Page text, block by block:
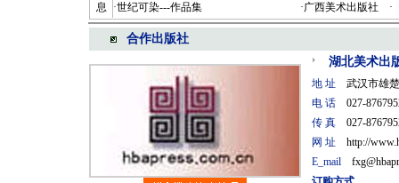
息
·世纪可染---作品集 ·广西美术出版社 ·
合作出版社
湖北美术出
地 址 武汉市雄楚
电 话 027-
传 真 027-
网 址
http://
E_mail